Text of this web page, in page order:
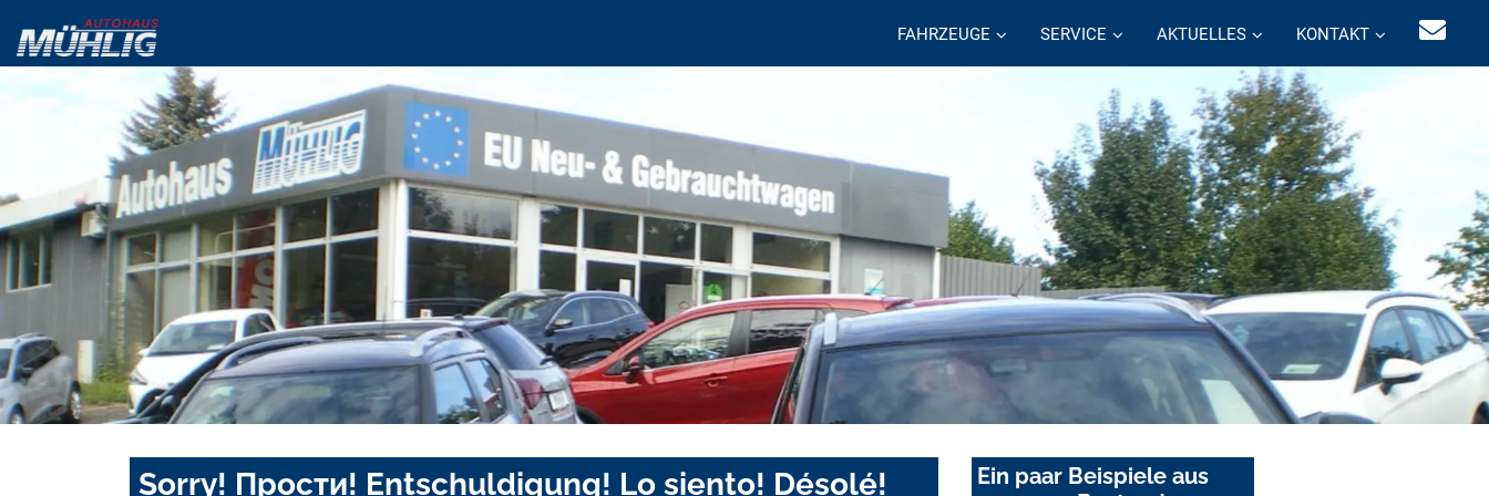
FAHRZEUGE SERVICE AKTUELLES KONTAKT
Sorry! Прости! Entschuldigung! Lo siento! Désolé!
Ein paar Beispiele aus